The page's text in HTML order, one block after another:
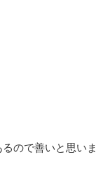
ので善いと思いま